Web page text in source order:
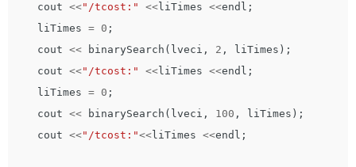
cout <<"/tcost:" << liTimes <<endl ;
liTimes = 0 ;
cout << binarySearch ( lveci , 2 , liTimes );
cout <<"/tcost:" << liTimes <<endl ;
liTimes = 0 ;
cout << binarySearch ( lveci , 100 , liTimes );
cout <<"/tcost:"<< liTimes <<endl ;